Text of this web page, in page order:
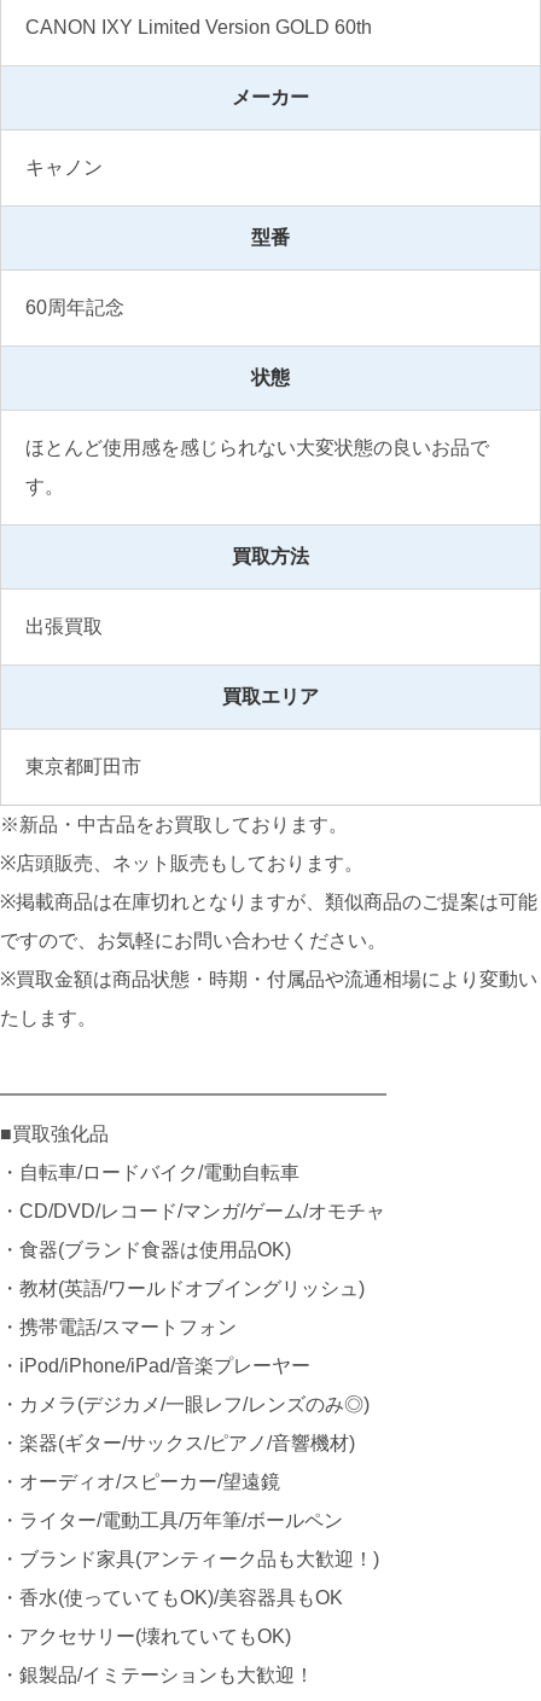
CANON IXY Limited Version GOLD 60th
メーカー
キャノン
型番
60周年記念
状態
ほとんど使用感を感じられない大変状態の良いお品で
す。
買取方法
出張買取
買取エリア
東京都町田市
※新品・中古品をお買取しております。
※店頭販売、ネット販売もしております。
※掲載商品は在庫切れとなりますが、類似商品のご提案は可能
ですので、お気軽にお問い合わせください。
※買取金額は商品状態・時期・付属品や流通相場により変動い
たします。
━━━━━━━━━━━━━━━━━━━━
■買取強化品
・自転車/ロードバイク/電動自転車
・CD/DVD/レコード/マンガ/ゲーム/オモチャ
・食器(ブランド食器は使用品OK)
・教材(英語/ワールドオブイングリッシュ)
・携帯電話/スマートフォン
・iPod/iPhone/iPad/音楽プレーヤー
・カメラ(デジカメ/一眼レフ/レンズのみ◎)
・楽器(ギター/サックス/ピアノ/音響機材)
・オーディオ/スピーカー/望遠鏡
・ライター/電動工具/万年筆/ボールペン
・ブランド家具(アンティーク品も大歓迎！)
・香水(使っていてもOK)/美容器具もOK
・アクセサリー(壊れていてもOK)
・銀製品/イミテーションも大歓迎！